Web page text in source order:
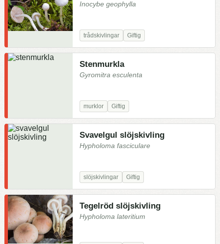
Inocybe geophylla
trådskivlingar Giftig
Stenmurkla
Gyromitra esculenta
murklor Giftig
Svavelgul slöjskivling
Hypholoma fasciculare
slöjskivlingar Giftig
Tegelröd slöjskivling
Hypholoma lateritium